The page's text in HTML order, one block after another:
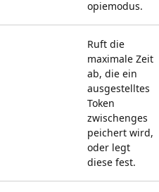
opiemodus.
Ruft die
maximale Zeit
ab, die ein
ausgestelltes
Token
zwischenges
peichert wird,
oder legt
diese fest.